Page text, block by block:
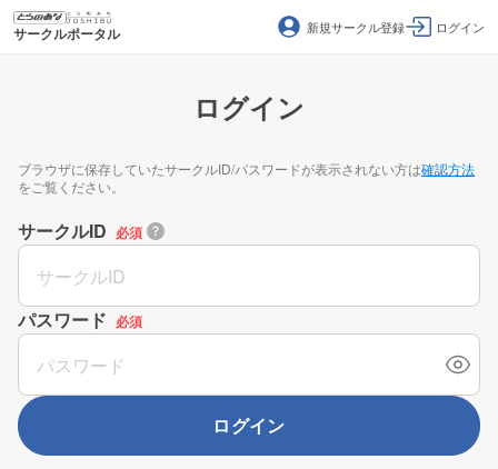
サークルポータル 新規サークル登録 ログイン
ログイン
ブラウザに保存していたサークルID/パスワードが表示されない方は確認方法
をご覧ください。
サークルID 必須
パスワード 必須
ログイン